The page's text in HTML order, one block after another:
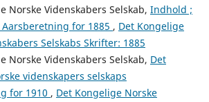
Norske Videnskabers Selskab, Indhold ;
for 1885 , Det Kongelige
Selskabs Skrifter: 1885
Norske Videnskabers Selskab, Det
videnskapers selskaps
for 1910 , Det Kongelige Norske